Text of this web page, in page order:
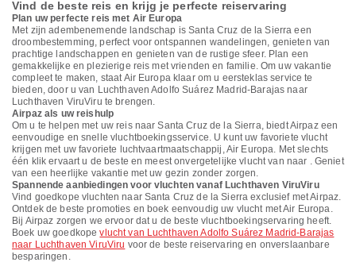
Vind de beste reis en krijg je perfecte reiservaring
Plan uw perfecte reis met Air Europa
Met zijn adembenemende landschap is Santa Cruz de la Sierra een
droombestemming, perfect voor ontspannen wandelingen, genieten van
prachtige landschappen en genieten van de rustige sfeer. Plan een
gemakkelijke en plezierige reis met vrienden en familie. Om uw vakantie
compleet te maken, staat Air Europa klaar om u eersteklas service te
bieden, door u van Luchthaven Adolfo Suárez Madrid-Barajas naar
Luchthaven ViruViru te brengen.
Airpaz als uw reishulp
Om u te helpen met uw reis naar Santa Cruz de la Sierra, biedt Airpaz een
eenvoudige en snelle vluchtboekingsservice. U kunt uw favoriete vlucht
krijgen met uw favoriete luchtvaartmaatschappij, Air Europa. Met slechts
één klik ervaart u de beste en meest onvergetelijke vlucht van naar . Geniet
van een heerlijke vakantie met uw gezin zonder zorgen.
Spannende aanbiedingen voor vluchten vanaf Luchthaven ViruViru
Vind goedkope vluchten naar Santa Cruz de la Sierra exclusief met Airpaz.
Ontdek de beste promoties en boek eenvoudig uw vlucht met Air Europa.
Bij Airpaz zorgen we ervoor dat u de beste vluchtboekingservaring heeft.
Boek uw goedkopevlucht van Luchthaven Adolfo Suárez Madrid-Barajas
naar Luchthaven ViruViru voor de beste reiservaring en onverslaanbare
besparingen.